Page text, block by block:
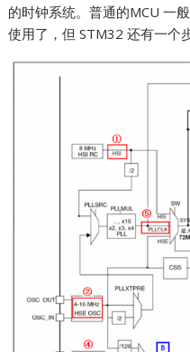
的时钟系统。普通的MCU 一
使用了，但 STM32 还有一个